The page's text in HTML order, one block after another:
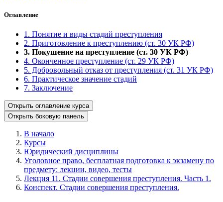
Оглавление
1. Понятие и виды стадий преступления
2. Приготовление к преступлению (ст. 30 УК РФ)
3. Покушение на преступление (ст. 30 УК РФ)
4. Оконченное преступление (ст. 29 УК РФ)
5. Добровольный отказ от преступления (ст. 31 УК РФ)
6. Практическое значение стадий
7. Заключение
Открыть оглавление курса
Открыть боковую панель
В начало
Курсы
Юридический дисциплины
Уголовное право, бесплатная подготовка к экзамену по
предмету: лекции, видео, тесты
Лекция 11. Стадии совершения преступления. Часть 1.
Конспект. Стадии совершения преступления.